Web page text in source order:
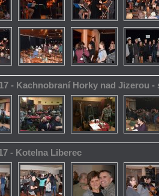
- Kachnobraní Horky nad Jizerou -
- Kotelna Liberec